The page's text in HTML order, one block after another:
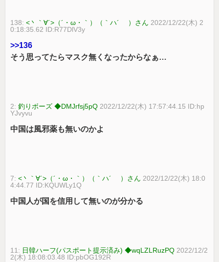
138:<丶｀∀´>（´・ω・｀）（｀ハ´ ）さん 2022/12/22(木) 2
0:18:35.62 ID:R77DlV3y
>>136
そう思ってたらマスク無くなったからなぁ…
2:釣りボーズ ◆DMJrfsj5pQ 2022/12/22(木) 17:57:44.15 ID:hp
YJvyvu
中国は風邪薬も無いのかよ
7:<丶｀∀´>（´・ω・｀）（｀ハ´ ）さん 2022/12/22(木) 18:0
4:44.77 ID:KQUWLy1Q
中国人が国を信用して無いのが分かる
11: 日韓ハーフ(パスポート提示済み) ◆wqLZLRuzPQ 2022/12/2
2(木) 18:08:03.48 ID:pbOG192R